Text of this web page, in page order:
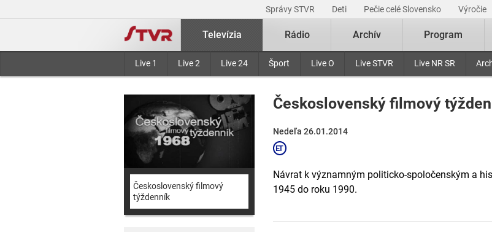
Správy STVR Deti Pečie celé Slovensko Výročie
Televízia
Live 1 Live 2 Live 24 Šport Live O Live STVR Live NR SR
Rádio Archív Program
Československý filmový
týždenník
Československý filmový
Nedeľa 26.01.2014
Návrat k významným politicko-spoločenským a
1945 do roku 1990.